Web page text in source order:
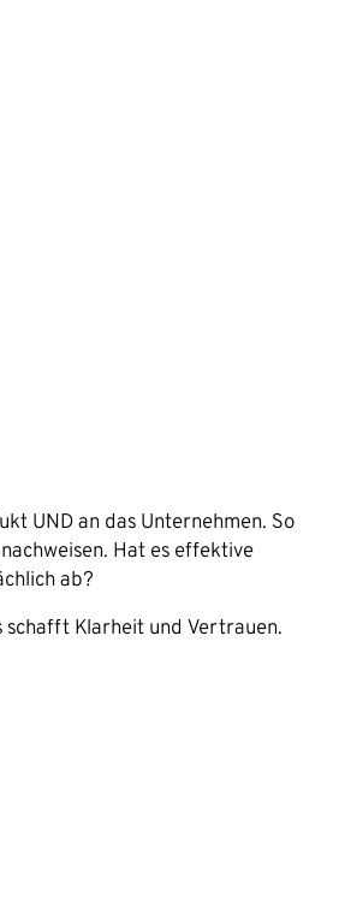
UND an das Unternehmen. So
Hat es effektive
ab?
Klarheit und Vertrauen.